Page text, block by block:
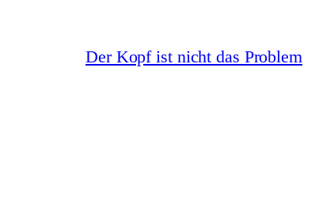
Der Kopf ist nicht das Problem